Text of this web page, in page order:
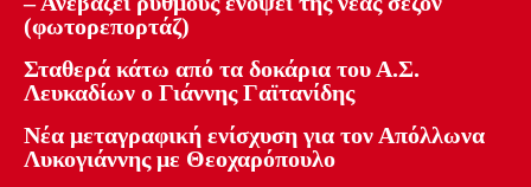
(φωτορεπορτάζ)
Σταθερά κάτω από τα δοκάρια του Α.Σ.
Λευκαδίων ο Γιάννης Γαϊτανίδης
Νέα μεταγραφική ενίσχυση για τον Απόλλωνα
Λυκογιάννης με Θεοχαρόπουλο